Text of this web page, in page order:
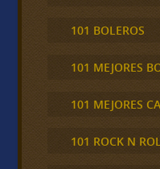
101 BOLEROS
101 MEJORES
101 MEJORES
101 ROCK N